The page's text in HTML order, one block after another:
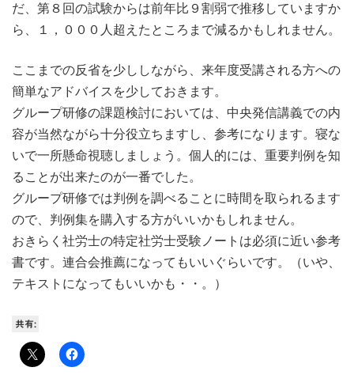
だ、第８回の試験からは前年比９割弱で推移していますか
ら、１，０００人超えたところまで減るかもしれません。
ここまでの反省を少ししながら、来年度受講される方への
簡単なアドバイスを少しておきます。
グループ研修の課題検討においては、中央発信講義での内
容が当然ながら十分役立ちますし、参考になります。寝な
いで一所懸命視聴しましょう。個人的には、重要判例を知
ることが出来たのが一番でした。
グループ研修では判例を調べることに時間を取られるます
ので、判例集を購入する方がいいかもしれません。
おきらく社労士の特定社労士受験ノートは必須に近い参考
書です。連合会推薦になってもいいぐらいです。（いや、
テキストになってもいいかも・・。）
共有: